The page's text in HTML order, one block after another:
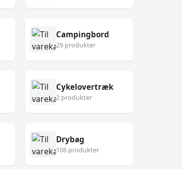
Campingbord
29 produkter
Cykelovertræk
2 produkter
Drybag
106 produkter